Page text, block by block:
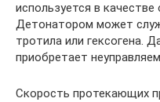
используется в
Детонатором может
тротила или гексогена.
приобретает
Скорость протекающих